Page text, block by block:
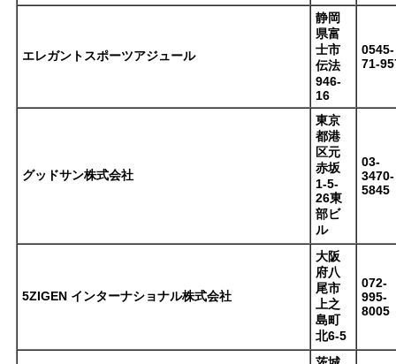
エレガントスポーツアジュール
静岡
県富
士市
伝法
946-
16
0545-
71-
グッドサン株式会社
東京
都港
区元
赤坂
1-5-
26東
部ビ
ル
03-
3470-
5845
5ZIGEN インターナショナル株式会社
大阪
府八
尾市
上之
島町
北6-5
072-
995-
8005